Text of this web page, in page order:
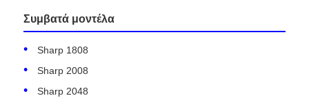
Συμβατά μοντέλα
Sharp 1808
Sharp 2008
Sharp 2048